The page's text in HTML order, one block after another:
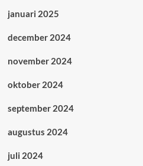
januari 2025
december 2024
november 2024
oktober 2024
september 2024
augustus 2024
juli 2024